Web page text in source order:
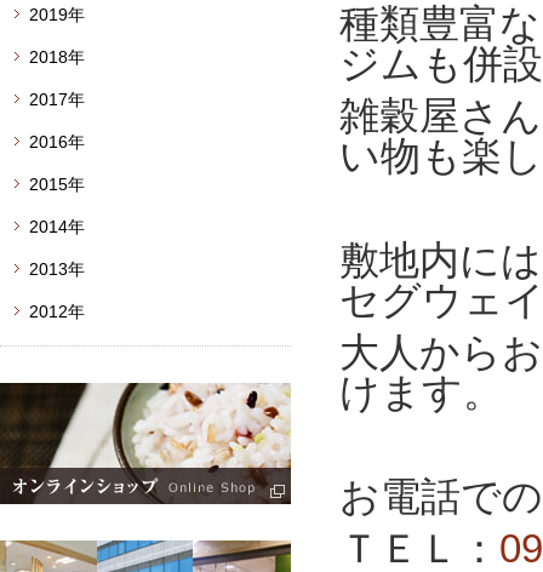
種類豊富
ジムも併
雑穀屋さ
い物も楽
敷地内に
セグウェ
大人から
けます。
お電話で
ＴＥＬ：
2019年
2018年
2017年
2016年
2015年
2014年
2013年
2012年